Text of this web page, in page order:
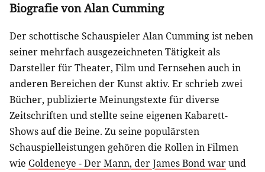
Biografie von Alan Cumming
Der schottische Schauspieler Alan Cumming ist neben
seiner mehrfach ausgezeichneten Tätigkeit als
Darsteller für Theater, Film und Fernsehen auch in
anderen Bereichen der Kunst aktiv. Er schrieb zwei
Bücher, publizierte Meinungstexte für diverse
Zeitschriften und stellte seine eigenen Kabarett-
Shows auf die Beine. Zu seine populärsten
Schauspielleistungen gehören die Rollen in Filmen
wie Goldeneye - Der Mann, der James Bond warund